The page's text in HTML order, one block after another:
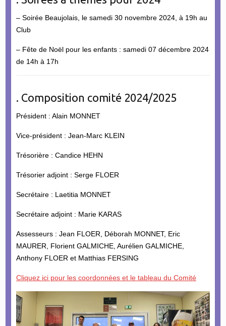
– Soirée Beaujolais, le samedi 30 novembre 2024, à 19h au
Club
– Fête de Noël pour les enfants : samedi 07 décembre 2024
de 14h à 17h
. Composition comité 2024/2025
Président : Alain MONNET
Vice-président : Jean-Marc KLEIN
Trésorière : Candice HEHN
Trésorier adjoint : Serge FLOER
Secrétaire : Laetitia MONNET
Secrétaire adjoint : Marie KARAS
Assesseurs : Jean FLOER, Déborah MONNET, Eric
MAURER, Florient GALMICHE, Aurélien GALMICHE,
Anthony FLOER et Matthias FERSING
Cliquez ici pour les coordonnées et le tableau du Comité